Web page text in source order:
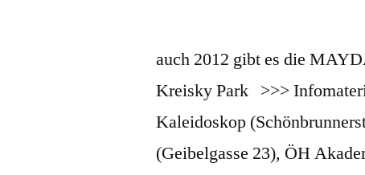
auch 2012 gibt es die
Kreisky Park >>>
Kaleidoskop
(Geibelgasse 23), ÖH